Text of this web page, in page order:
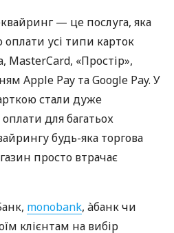
— це послуга, яка
усі типи карток
MasterCard, «Простір»,
Apple Pay та Google Pay. У
стали дуже
для багатьох
будь-яка торгова
просто втрачає
monobank, àбанк чи
клієнтам на вибір